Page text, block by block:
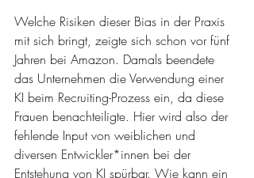
Welche Risiken dieser Bias in der Praxis
mit sich bringt, zeigte sich schon vor fünf
Jahren bei Amazon. Damals beendete
das Unternehmen die Verwendung einer
KI beim Recruiting-Prozess ein, da diese
Frauen benachteiligte. Hier wird also der
fehlende Input von weiblichen und
diversen Entwickler*innen bei der
Entstehung von KI spürbar. Wie kann ein